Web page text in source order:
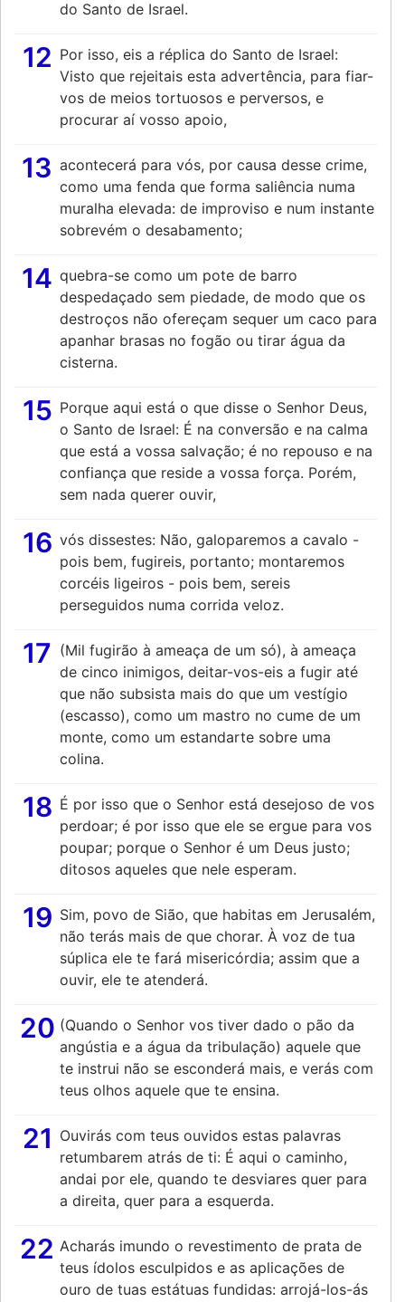
do Santo de Israel.
12 Por isso, eis a réplica do Santo de Israel:
Visto que rejeitais esta advertência, para fiar-
vos de meios tortuosos e perversos, e
procurar aí vosso apoio,
13 acontecerá para vós, por causa desse crime,
como uma fenda que forma saliência numa
muralha elevada: de improviso e num instante
sobrevém o desabamento;
14 quebra-se como um pote de barro
despedaçado sem piedade, de modo que os
destroços não ofereçam sequer um caco para
apanhar brasas no fogão ou tirar água da
cisterna.
15 Porque aqui está o que disse o Senhor Deus,
o Santo de Israel: É na conversão e na calma
que está a vossa salvação; é no repouso e na
confiança que reside a vossa força. Porém,
sem nada querer ouvir,
16 vós dissestes: Não, galoparemos a cavalo -
pois bem, fugireis, portanto; montaremos
corcéis ligeiros - pois bem, sereis
perseguidos numa corrida veloz.
17 (Mil fugirão à ameaça de um só), à ameaça
de cinco inimigos, deitar-vos-eis a fugir até
que não subsista mais do que um vestígio
(escasso), como um mastro no cume de um
monte, como um estandarte sobre uma
colina.
18 É por isso que o Senhor está desejoso de vos
perdoar; é por isso que ele se ergue para vos
poupar; porque o Senhor é um Deus justo;
ditosos aqueles que nele esperam.
19 Sim, povo de Sião, que habitas em Jerusalém,
não terás mais de que chorar. À voz de tua
súplica ele te fará misericórdia; assim que a
ouvir, ele te atenderá.
20 (Quando o Senhor vos tiver dado o pão da
angústia e a água da tribulação) aquele que
te instrui não se esconderá mais, e verás com
teus olhos aquele que te ensina.
21 Ouvirás com teus ouvidos estas palavras
retumbarem atrás de ti: É aqui o caminho,
andai por ele, quando te desviares quer para
a direita, quer para a esquerda.
22 Acharás imundo o revestimento de prata de
teus ídolos esculpidos e as aplicações de
ouro de tuas estátuas fundidas: arrojá-los-ás